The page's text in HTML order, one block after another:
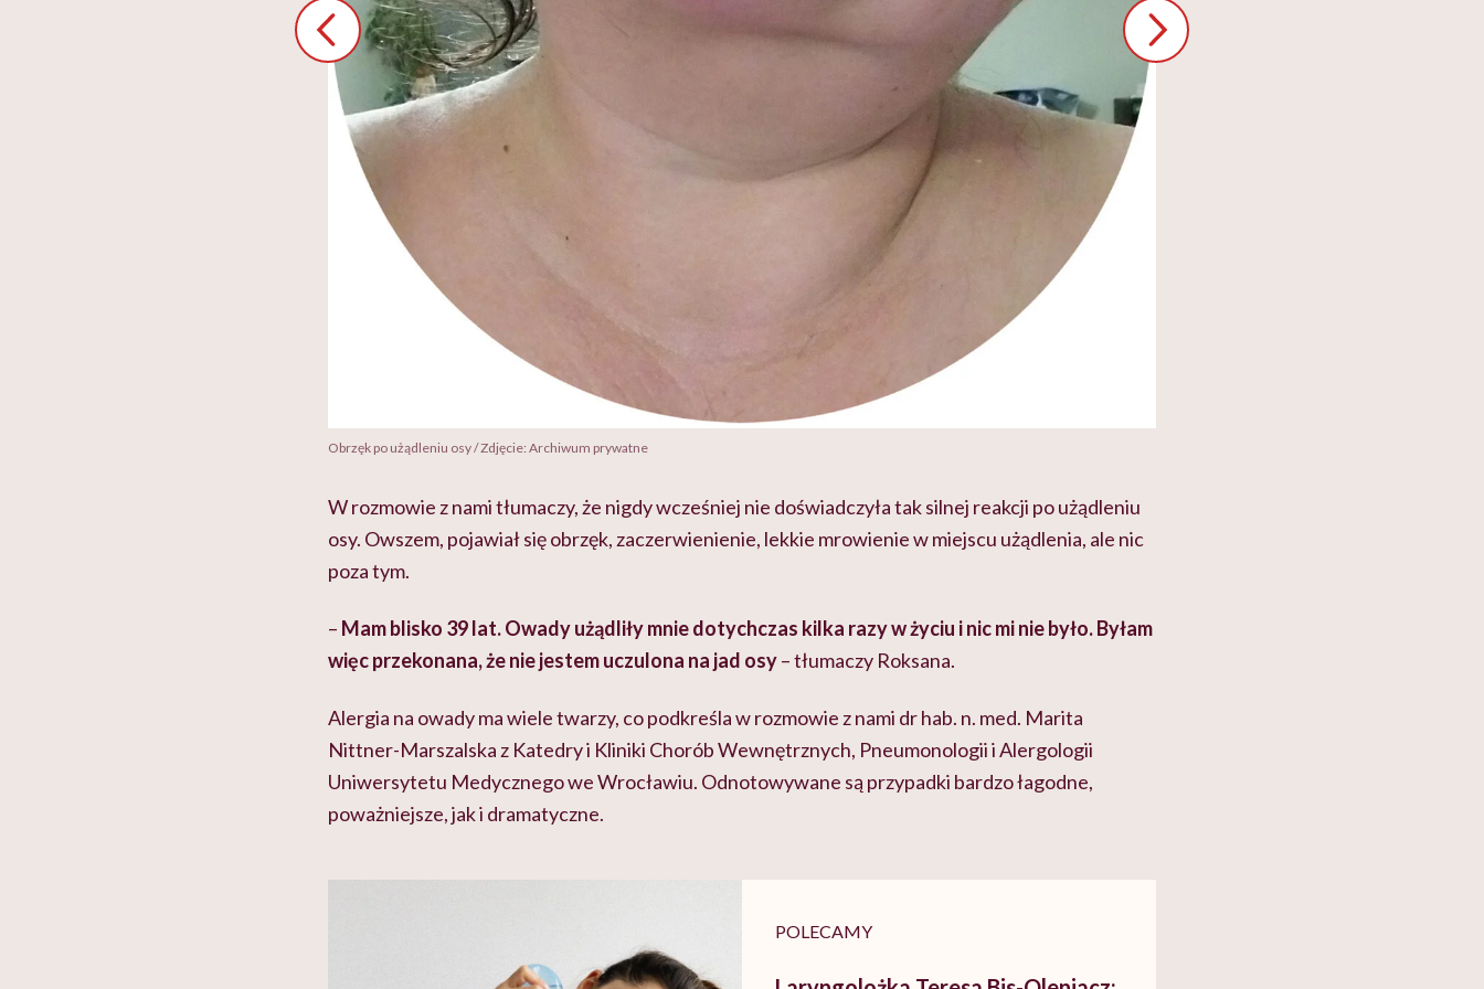
Obrzęk po użądleniu osy / Zdjęcie: Archiwum prywatne
W rozmowie z nami tłumaczy, że nigdy wcześniej nie doświadczyła tak silnej reakcji po użądleniu
osy. Owszem, pojawiał się obrzęk, zaczerwienienie, lekkie mrowienie w miejscu użądlenia, ale nic
poza tym.
– Mam blisko 39 lat. Owady użądliły mnie dotychczas kilka razy w życiu i nic mi nie było. Byłam
więc przekonana, że nie jestem uczulona na jad osy– tłumaczy Roksana.
Alergia na owady ma wiele twarzy, co podkreśla w rozmowie z nami dr hab. n. med. Marita
Nittner-Marszalska z Katedry i Kliniki Chorób Wewnętrznych, Pneumonologii i Alergologii
Uniwersytetu Medycznego we Wrocławiu. Odnotowywane są przypadki bardzo łagodne,
poważniejsze, jak i dramatyczne.
POLECAMY